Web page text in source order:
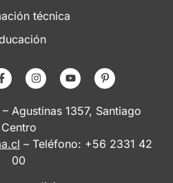
técnica
Agustinas 1357, Santiago
Centro
– Teléfono: +56 2331 42
00